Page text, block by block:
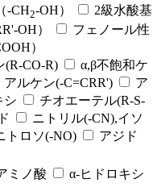
-CH2-OH）
2級水酸基
OH）
フェノール性
）
(R-CO-R)
α,β不飽和ケ
アルケン(-C=CRR')
ア
シ
チオエーテル(R-S-
ニトリル(-CN),イソ
トロソ(-NO)
アジド
ミノ酸
α-ヒドロキシ